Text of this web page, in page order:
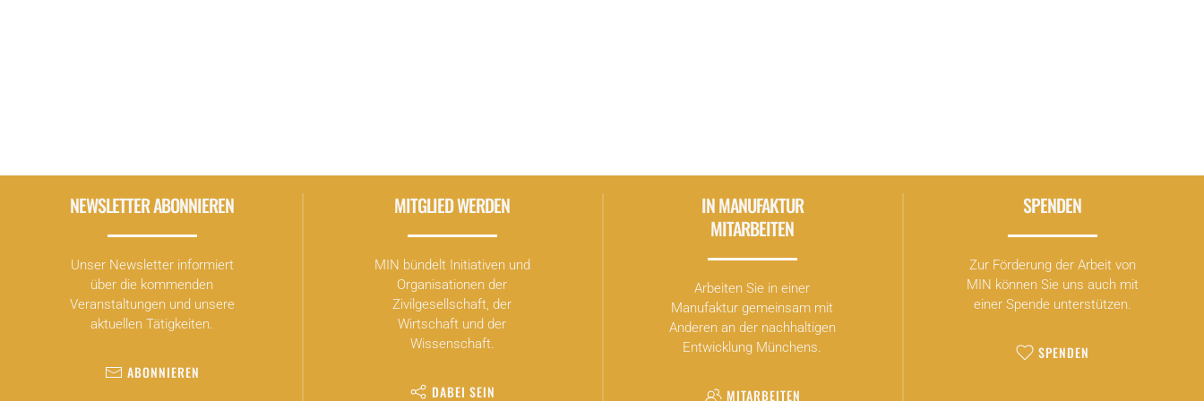
NEWSLETTER ABONNIEREN
Unser Newsletter informiert
über die kommenden
Veranstaltungen und unsere
aktuellen Tätigkeiten.
ABONNIEREN
MITGLIED WERDEN
MIN bündelt Initiativen und
Organisationen der
Zivilgesellschaft, der
Wirtschaft und der
Wissenschaft.
DABEI SEIN
IN MANUFAKTUR
MITARBEITEN
Arbeiten Sie in einer
Manufaktur gemeinsam mit
Anderen an der nachhaltigen
Entwicklung Münchens.
MITARBEITEN
SPENDEN
Zur Förderung der Arbeit von
MIN können Sie uns auch mit
einer Spende unterstützen.
SPENDEN